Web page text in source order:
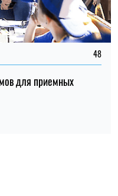
48
для приемных